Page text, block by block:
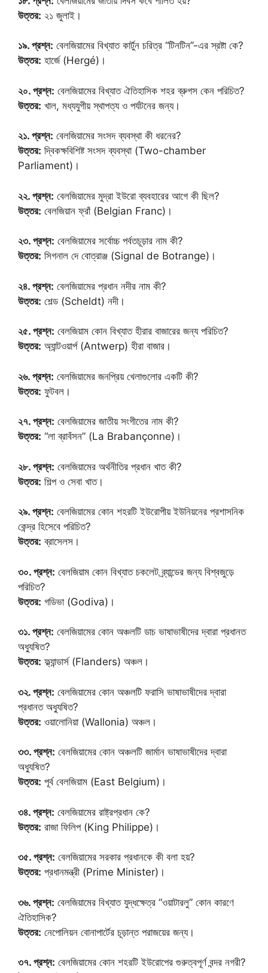
উত্তর: ২১ জুলাই।
১৯. প্রশ্ন: বেলজিয়ামের বিখ্যাত কার্টুন চরিত্র “টিনটিন”-এর স্রষ্টা কে?
উত্তর: হার্জে (Hergé)।
২০. প্রশ্ন: বেলজিয়ামের বিখ্যাত ঐতিহাসিক শহর ব্রুগস কেন পরিচিত?
উত্তর: খাল, মধ্যযুগীয় স্থাপত্য ও পর্যটনের জন্য।
২১. প্রশ্ন: বেলজিয়ামের সংসদ ব্যবস্থা কী ধরনের?
উত্তর: দ্বিকক্ষবিশিষ্ট সংসদ ব্যবস্থা (Two-chamber
Parliament)।
২২. প্রশ্ন: বেলজিয়ামের মুদ্রা ইউরো ব্যবহারের আগে কী ছিল?
উত্তর: বেলজিয়ান ফ্রাঁ (Belgian Franc)।
২৩. প্রশ্ন: বেলজিয়ামের সর্বোচ্চ পর্বতচূড়ার নাম কী?
উত্তর: সিগনাল দে বোত্রাঞ্জ (Signal de Botrange)।
২৪. প্রশ্ন: বেলজিয়ামের প্রধান নদীর নাম কী?
উত্তর: শেল্ড (Scheldt) নদী।
২৫. প্রশ্ন: বেলজিয়াম কোন বিখ্যাত হীরার বাজারের জন্য পরিচিত?
উত্তর: অ্যান্টওয়ার্প (Antwerp) হীরা বাজার।
২৬. প্রশ্ন: বেলজিয়ামের জনপ্রিয় খেলাগুলোর একটি কী?
উত্তর: ফুটবল।
২৭. প্রশ্ন: বেলজিয়ামের জাতীয় সংগীতের নাম কী?
উত্তর: “লা ব্রাবঁসন” (La Brabançonne)।
২৮. প্রশ্ন: বেলজিয়ামের অর্থনীতির প্রধান খাত কী?
উত্তর: শিল্প ও সেবা খাত।
২৯. প্রশ্ন: বেলজিয়ামের কোন শহরটি ইউরোপীয় ইউনিয়নের প্রশাসনিক
কেন্দ্র হিসেবে পরিচিত?
উত্তর: ব্রাসেলস।
৩০. প্রশ্ন: বেলজিয়াম কোন বিখ্যাত চকলেট ব্র্যান্ডের জন্য বিশ্বজুড়ে
পরিচিত?
উত্তর: গডিভা (Godiva)।
৩১. প্রশ্ন: বেলজিয়ামের কোন অঞ্চলটি ডাচ ভাষাভাষীদের দ্বারা প্রধানত
অধ্যুষিত?
উত্তর: ফ্ল্যান্ডার্স (Flanders) অঞ্চল।
৩২. প্রশ্ন: বেলজিয়ামের কোন অঞ্চলটি ফরাসি ভাষাভাষীদের দ্বারা
প্রধানত অধ্যুষিত?
উত্তর: ওয়ালোনিয়া (Wallonia) অঞ্চল।
৩৩. প্রশ্ন: বেলজিয়ামের কোন অঞ্চলটি জার্মান ভাষাভাষীদের দ্বারা
অধ্যুষিত?
উত্তর: পূর্ব বেলজিয়াম (East Belgium)।
৩৪. প্রশ্ন: বেলজিয়ামের রাষ্ট্রপ্রধান কে?
উত্তর: রাজা ফিলিপ (King Philippe)।
৩৫. প্রশ্ন: বেলজিয়ামের সরকার প্রধানকে কী বলা হয়?
উত্তর: প্রধানমন্ত্রী (Prime Minister)।
৩৬. প্রশ্ন: বেলজিয়ামের বিখ্যাত যুদ্ধক্ষেত্র “ওয়াটারলু” কোন কারণে
ঐতিহাসিক?
উত্তর: নেপোলিয়ন বোনাপার্টের চূড়ান্ত পরাজয়ের জন্য।
৩৭. প্রশ্ন: বেলজিয়ামের কোন শহরটি ইউরোপের গুরুত্বপূর্ণ বন্দর নগরী?